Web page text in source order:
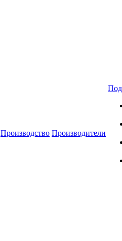
Производство Производители